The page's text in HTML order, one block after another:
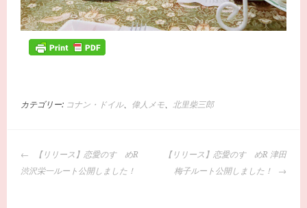
カテゴリー: コナン・ドイル、 偉人メモ、北里柴三郎
投
稿
【リリース】恋愛のすゝめR
渋沢栄一ルート公開しました！
【リリース】恋愛のすゝめR 津田
梅子ルート公開しました！